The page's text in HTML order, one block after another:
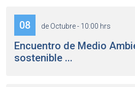
08 de Octubre - 10:00 hrs
Encuentro de Medio
sostenible ...